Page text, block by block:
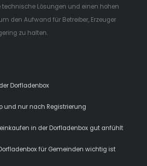
Lösungen und einen hohen
den Aufwand für Betreiber, Erzeuger
zu halten.
Dorfladenbox
und nur nach Registrierung
in der Dorfladenbox gut anfühlt
für Gemeinden wichtig ist